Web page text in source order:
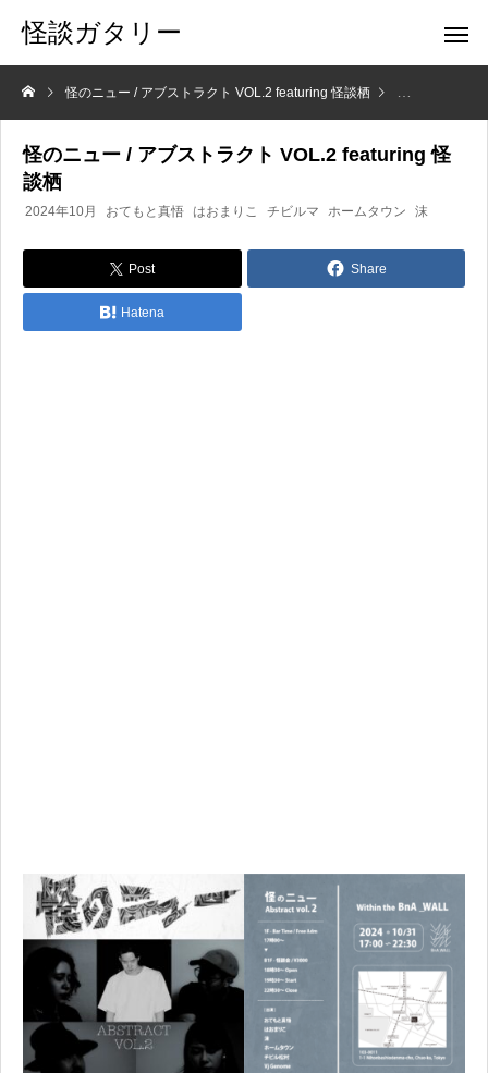
怪談ガタリー
怪のニュー / アブストラクト VOL.2 featuring 怪談栖 話題のイベント
怪のニュー / アブストラクト VOL.2 featuring 怪
談栖
2024年10月 おてもと真悟 はおまりこ チビルマ ホームタウン 沫
Post Share
Hatena